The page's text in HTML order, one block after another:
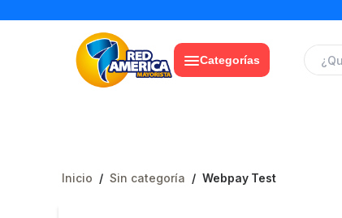
Categorías
Inicio / Sin categoría / Webpay Test